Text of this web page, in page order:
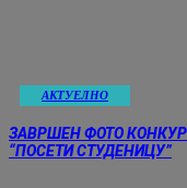
АКТУЕЛНО
ЗАВРШЕН ФОТО
“ПОСЕТИ СТУДЕНИЦУ”